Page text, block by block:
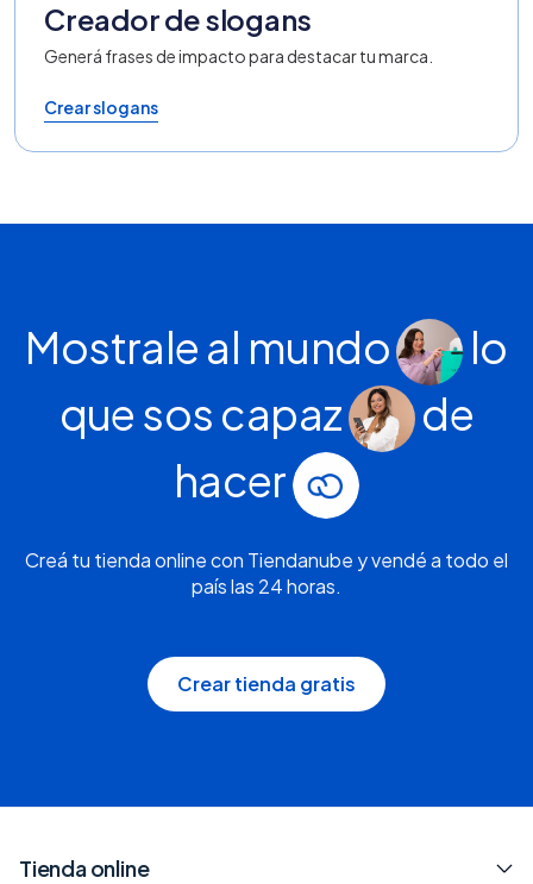
Creador de slogans
Generá frases de impacto para destacar tu marca.
Crear slogans
Mostrale al mundo
lo
que sos capaz
de
hacer
Creá tu tienda online con Tiendanube y vendé a todo el
país las 24 horas.
Crear tienda gratis
Tienda online